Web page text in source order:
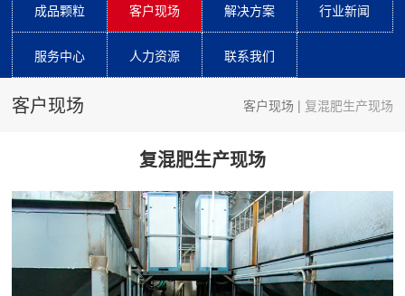
成品颗粒 客户现场 解决方案 行业新闻
服务中心 人力资源 联系我们
客户现场 客户现场 | 复混肥生产现场
复混肥生产现场